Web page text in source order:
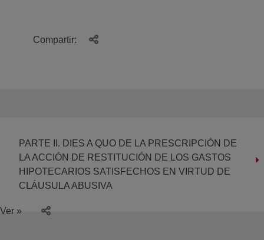
Compartir:
PARTE II. DIES A QUO DE LA PRESCRIPCIÓN DE
LA ACCIÓN DE RESTITUCIÓN DE LOS GASTOS
HIPOTECARIOS SATISFECHOS EN VIRTUD DE
CLÁUSULA ABUSIVA
Ver »